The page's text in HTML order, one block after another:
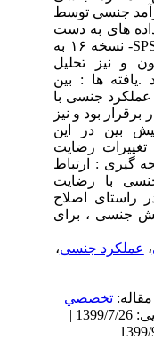
جنسی توسط
های به دست
- نسخه ۱۶ به
و نیز تحلیل
­ها : بین
جنسی با
بود و نیز
بین در این
از تغییرات رضایت
گیری : ارتباط
با رضایت
راستای اصلاح
جنسی ، برای
عملکرد جنسی،
تخصصي
دریافت: 1399/7/22 | ویرایش نهایی: 1399/7/26 |